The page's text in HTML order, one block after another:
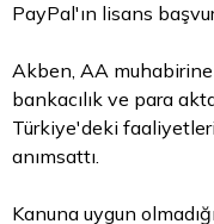
PayPal'ın lisans
Akben, AA muhabirine
bankacılık ve para
Türkiye'deki
anımsattı.
Kanuna uygun